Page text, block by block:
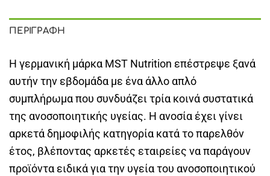
ΠΕΡΙΓΡΑΦΉ
Η γερμανική μάρκα MST Nutrition επέστρεψε ξανά
αυτήν την εβδομάδα με ένα άλλο απλό
συμπλήρωμα που συνδυάζει τρία κοινά συστατικά
της ανοσοποιητικής υγείας. Η ανοσία έχει γίνει
αρκετά δημοφιλής κατηγορία κατά το παρελθόν
έτος, βλέποντας αρκετές εταιρείες να παράγουν
προϊόντα ειδικά για την υγεία του ανοσοποιητικού